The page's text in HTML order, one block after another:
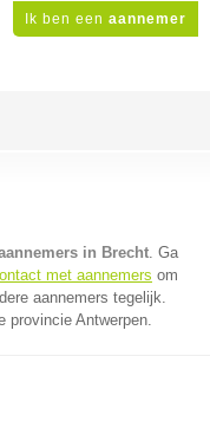
Ik ben een aannemer
in Brecht. Ga
met aannemers om
aannemers tegelijk.
provincie Antwerpen.